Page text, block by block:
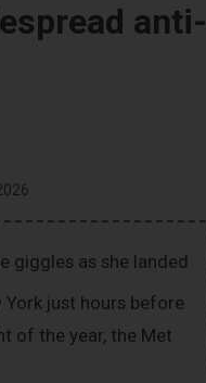
anti-
giggles as she landed
just hours before
of the year, the Met